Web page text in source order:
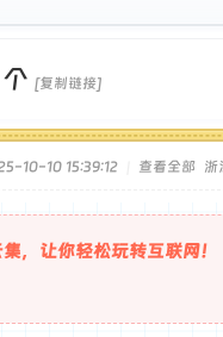
[复制链接]
10-10 15:39:12 查看全部 浙
，让你轻松玩转互联网！